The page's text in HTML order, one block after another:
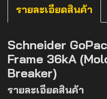
รายละเอียดสินค้า
Schneider
Frame 36kA
Breaker)
รายละเอียดสินค้า